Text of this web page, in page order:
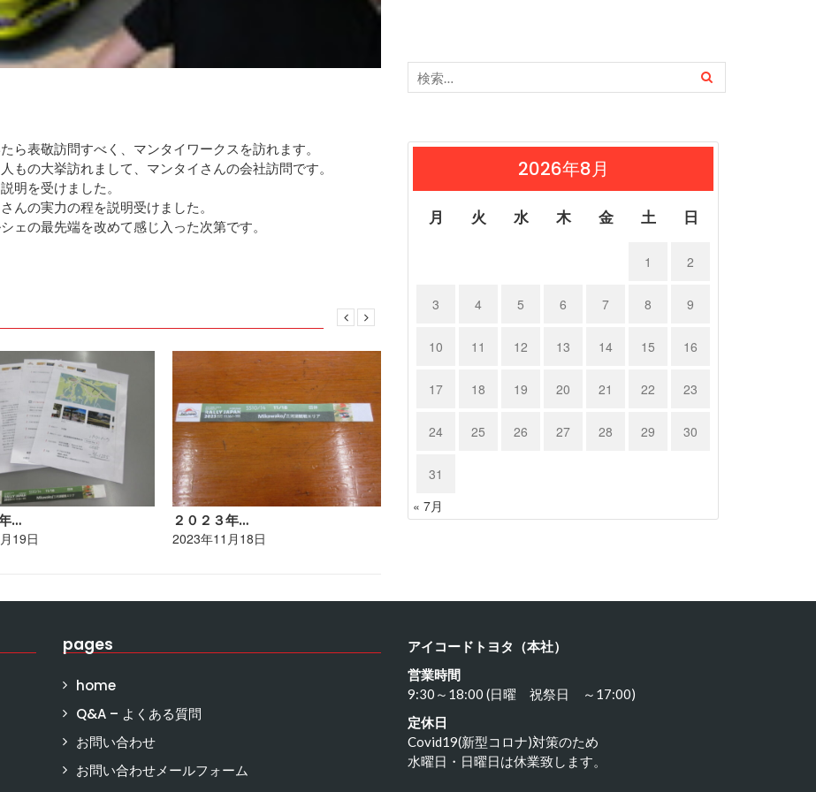
ら表敬訪問すべく、マンタイワークスを訪れます。
もの大挙訪れまして、マンタイさんの会社訪問です。
明を受けました。
んの実力の程を説明受けました。
ェの最先端を改めて感じ入った次第です。
…
19日
２０２３年…
2023年11月18日
ポルシェ … ポルシェ９…
2026年8月
月 火 水 木 金 土 日
1 2
3 4 5 6 7 8 9
10 11 12 13 14 15 16
17 18 19 20 21 22 23
24 25 26 27 28 29 30
31
« 7月
pages
home
Q&A – よくある質問
お問い合わせ
お問い合わせメールフォーム
アイコードトヨタ（本社）
営業時間
9:30～18:00 (日曜 祝祭日 ～17:00)
定休日
Covid19(新型コロナ)対策のため
水曜日・日曜日は休業致します。